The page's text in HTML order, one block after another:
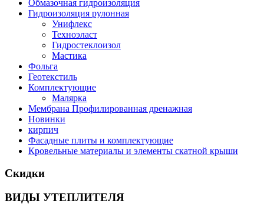
Обмазочная гидроизоляция
Гидроизоляция рулонная
Унифлекс
Техноэласт
Гидростеклоизол
Мастика
Фольга
Геотекстиль
Комплектующие
Малярка
Мембрана Профилированная дренажная
Новинки
кирпич
Фасадные плиты и комплектующие
Кровельные материалы и элементы скатной крыши
Скидки
ВИДЫ УТЕПЛИТЕЛЯ